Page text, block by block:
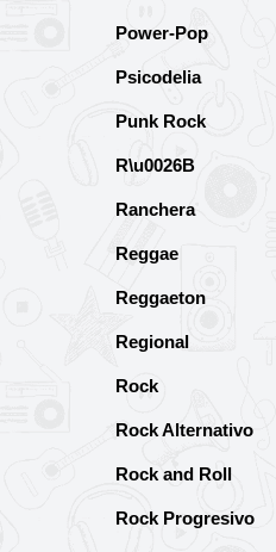
Power-Pop
Psicodelia
Punk Rock
R\u0026B
Ranchera
Reggae
Reggaeton
Regional
Rock
Rock Alternativo
Rock and Roll
Rock Progresivo